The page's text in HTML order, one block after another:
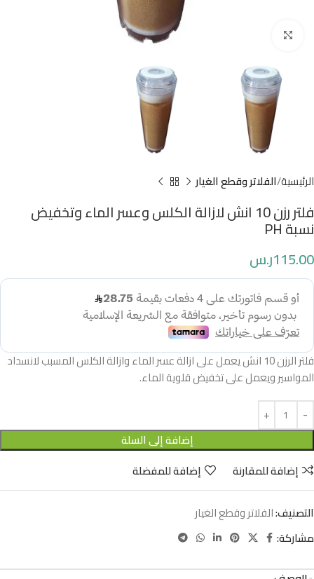
الرئيسية الفلاتر وقطع الغيار
فلتر رزن 10 انش لازالة الكلس وعسر الماء وتخفيض
نسبة PH
115.00ر.س
فلتر الرزن 10 انش يعمل على ازالة عسر الماء وازالة الكلس المسبب لانسداد
المواسير ويعمل على تخفيض قلوية الماء.
إضافة إلى السلة
إضافة للمقارنة
إضافة للمفضلة
التصنيف:الفلاتر وقطع الغيار
مشاركة: